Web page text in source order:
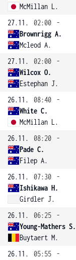
McMillan L.
27.11.
02:00
-
Brownrigg A.
Mcleod A.
27.11.
02:00
-
Wilcox O.
Estephan J.
26.11.
08:40
-
White C.
McMillan L.
26.11.
08:20
-
Pade C.
Filep A.
26.11.
07:30
-
Ishikawa H.
Girdler J.
26.11.
06:25
-
Young-Mathers S.
Buytaert M.
26.11.
05:55
-